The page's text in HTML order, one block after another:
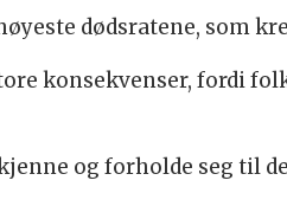
dødsratene, som
konsekvenser, fordi
og forholde seg til